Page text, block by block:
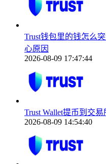
Trust钱包里的钱怎么
心原因
2026-08-09 17:47:44
Trust Wallet提币到交
2026-08-09 14:54:40